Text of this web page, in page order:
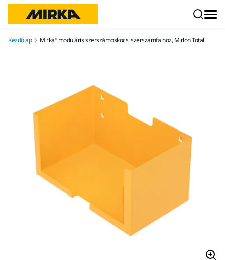
Kezdőlap Mirka® moduláris szerszámoskocsi szerszámfalhoz, Mirlon Total